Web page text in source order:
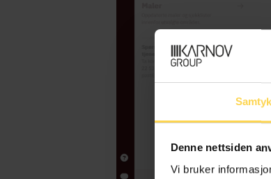
Denne nettsiden
Vi bruker